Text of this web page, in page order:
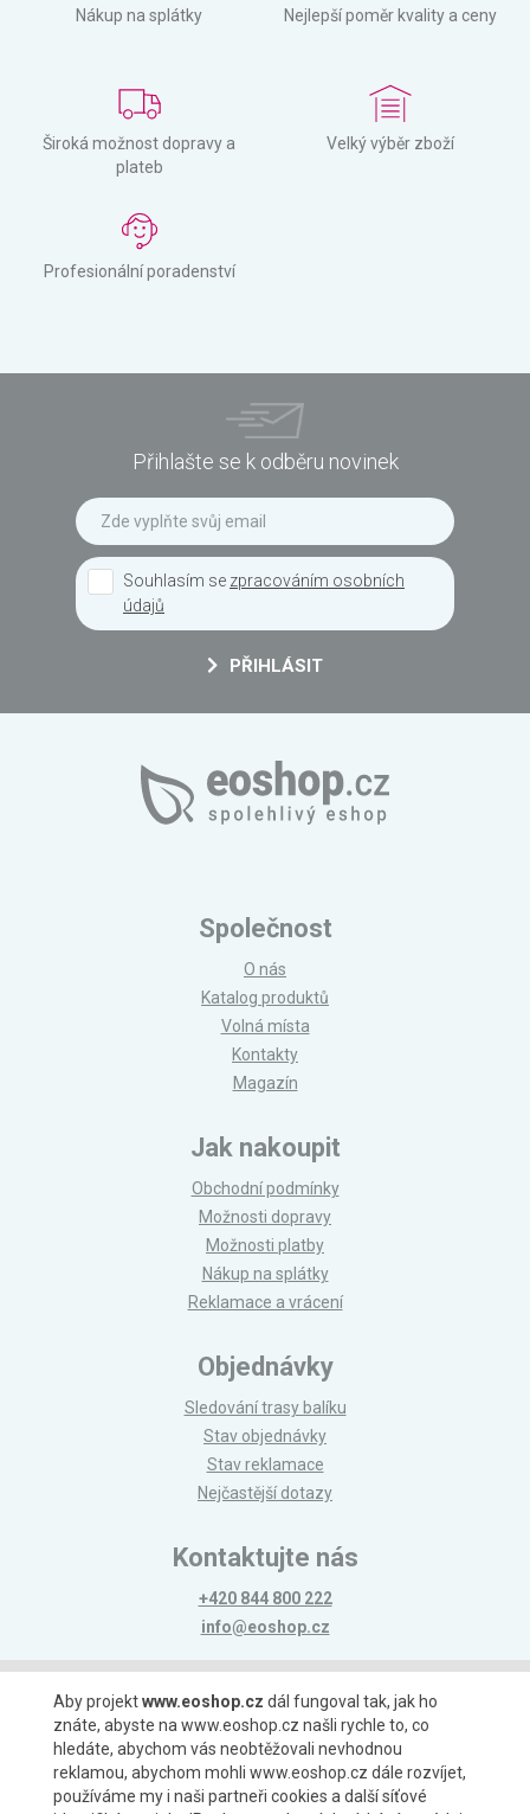
Nákup na splátky Nejlepší poměr kvality a ceny
Široká možnost dopravy a
plateb
Velký výběr zboží
Profesionální poradenství
Přihlašte se k odběru novinek
Souhlasím se zpracováním osobních
údajů
PŘIHLÁSIT
Společnost
O nás
Katalog produktů
Volná místa
Kontakty
Magazín
Jak nakoupit
Obchodní podmínky
Možnosti dopravy
Možnosti platby
Nákup na splátky
Reklamace a vrácení
Objednávky
Sledování trasy balíku
Stav objednávky
Stav reklamace
Nejčastější dotazy
Kontaktujte nás
+420 844 800 222
info@eoshop.cz
Možnosti platby
Aby projektwww.eoshop.cz dál fungoval tak, jak ho
znáte, abyste na www.eoshop.cz našli rychle to, co
hledáte, abychom vás neobtěžovali nevhodnou
reklamou, abychom mohli www.eoshop.cz dále rozvíjet,
používáme my i naši partneři cookies a další síťové